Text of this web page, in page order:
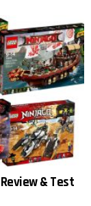
& Test